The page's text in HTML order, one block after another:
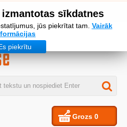
sīkdatnes
jūs piekrītat tam. Vairāk
piekrītu
Grozs 0